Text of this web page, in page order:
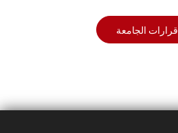
الجامعة